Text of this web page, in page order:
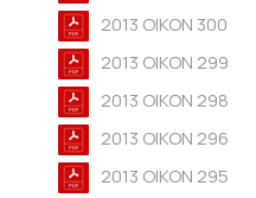
2013 OIKON 300
2013 OIKON 299
2013 OIKON 298
2013 OIKON 296
2013 OIKON 295